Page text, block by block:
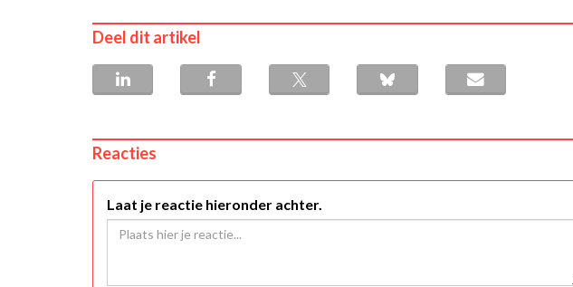
Deel dit artikel
Reacties
Laat je reactie hieronder achter.